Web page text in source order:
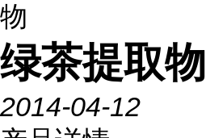
物
绿茶提取物
2014-04-12